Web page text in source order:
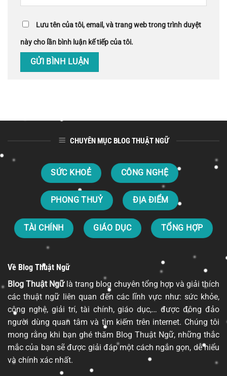
Lưu tên của tôi, email, và trang web trong trình duyệt
này cho lần bình luận kế tiếp của tôi.
CHUYÊN MỤC BLOG THUẬT NGỮ
SỨC KHOẺ CÔNG NGHỆ
PHONG THUỶ ĐỊA ĐIỂM
TÀI CHÍNH GIÁO DỤC TỔNG HỢP
Về Blog Thuật Ngữ
Blog Thuật Ngữlà trang blog chuyên tổng hợp và giải thích
các thuật ngữ liên quan đến các lĩnh vực như: sức khỏe,
công nghệ, giải trí, tài chính, giáo dục,… được đông đảo
người dùng quan tâm và tìm kiếm trên internet. Chúng tôi
mong rằng khi bạn ghé thăm Blog Thuật Ngữ, những thắc
mắc của bạn sẽ được giải đáp một cách ngắn gọn, dễ hiểu
và chính xác nhất.